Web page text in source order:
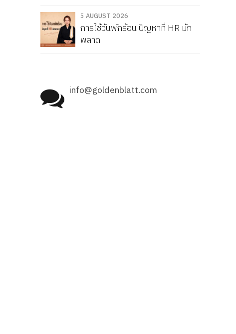
5 AUGUST 2026
การใช้วันพักร้อน ปัญหาที่ HR มัก
พลาด
info@goldenblatt.com